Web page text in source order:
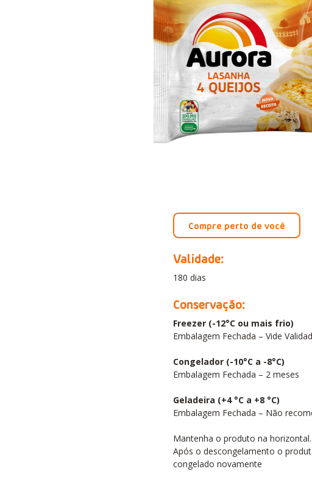
Compre perto de você
Validade:
180 dias
Conservação:
Freezer (-12°C ou mais frio)
Embalagem Fechada – Vide
Congelador (-10°C a -8°C)
Embalagem Fechada – 2 meses
Geladeira (+4 °C a +8 °C)
Embalagem Fechada – Não
Mantenha o produto na horizontal.
Após o descongelamento o
congelado novamente